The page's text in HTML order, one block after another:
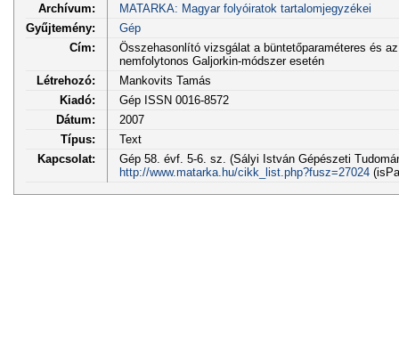
Archívum:
MATARKA: Magyar folyóiratok tartalomjegyzékei
Gyűjtemény:
Gép
Cím:
Összehasonlító vizsgálat a büntetőparaméteres és
nemfolytonos Galjorkin-módszer esetén
Létrehozó:
Mankovits Tamás
Kiadó:
Gép ISSN 0016-8572
Dátum:
2007
Típus:
Text
Kapcsolat:
Gép 58. évf. 5-6. sz. (Sályi István Gépészeti
http://www.matarka.hu/cikk_list.php?fusz=27024